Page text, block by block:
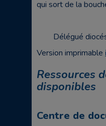
qui sort de la
Délégué
Version imprimable
Ressources
disponibles
Centre de